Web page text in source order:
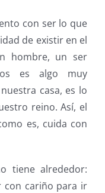
con ser lo que
de existir en el
hombre, un ser
es algo muy
casa, es lo
reino. Así, el
es, cuida con
tiene alrededor:
con cariño para ir